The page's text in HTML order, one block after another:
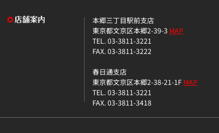
本郷三丁目駅前支店
東京都文京区本郷2-39-3 MAP
TEL. 03-3811-3221
FAX. 03-3811-3222
春日通支店
東京都文京区本郷2-38-21-1FMAP
TEL. 03-3811-3221
FAX. 03-3811-3418